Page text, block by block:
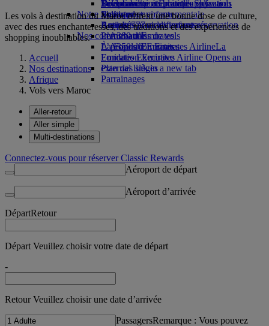
Boissons
Notre flotte
Boeing 777
L’A380 d’Emirates
L’A350 d’Emirates
Emirates Executive
Plan des sièges
Divertissements pour les enfants
Jouets pour enfants
Activités pour les enfants
La durabilité en pratique
Politique environnementale
Rapports environnementaux
Nos communautés
La Fondation Emirates AirlineLa
Fondation Emirates Airline Opens an
external link in a new tab
Parrainages
Se connecter à Emirates Skywards
Skywards+
Téléphone portable et l'application
Emirates
Annuler ou modifier une réservation
Perturbations de vols
À propos d’Emirates
Les vols à destination du Maroc offrent une bonne dose de culture,
avec des rues enchanteresses, des traditions et des expériences de
shopping inoubliables.
Accueil
Nos destinations
Afrique
Vols vers Maroc
Aller-retour
Aller simple
Multi-destinations
Connectez-vous pour réserver Classic Rewards
Aéroport de départ
Aéroport d’arrivée
DépartRetour
Départ Veuillez choisir votre date de départ
-
Retour Veuillez choisir une date d’arrivée
PassagersRemarque : Vous pouvez